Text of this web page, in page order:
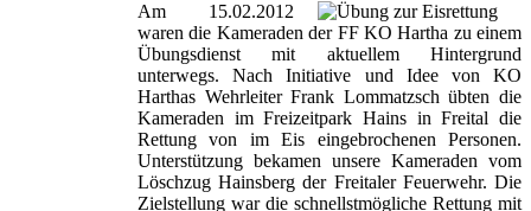
Am 15.02.2012
waren die Kameraden der FF KO Hartha zu einem
Übungsdienst mit aktuellem Hintergrund
unterwegs. Nach Initiative und Idee von KO
Harthas Wehrleiter Frank Lommatzsch übten die
Kameraden im Freizeitpark Hains in Freital die
Rettung von im Eis eingebrochenen Personen.
Unterstützung bekamen unsere Kameraden vom
Löschzug Hainsberg der Freitaler Feuerwehr. Die
Zielstellung war die schnellstmögliche Rettung mit